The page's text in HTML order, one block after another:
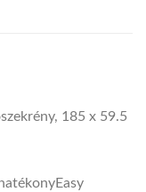
185 x 59.5
Easy